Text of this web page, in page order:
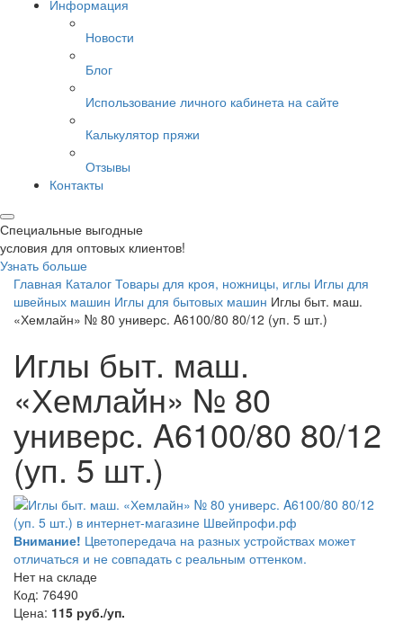
Информация
Новости
Блог
Использование личного кабинета на сайте
Калькулятор пряжи
Отзывы
Контакты
Специальные выгодные
условия для оптовых клиентов!
Узнать больше
Главная Каталог Товары для кроя, ножницы, иглы Иглы для
швейных машин Иглы для бытовых машин Иглы быт. маш.
«Хемлайн» № 80 универс. A6100/80 80/12 (уп. 5 шт.)
Иглы быт. маш.
«Хемлайн» № 80
универс. A6100/80 80/12
(уп. 5 шт.)
Внимание! Цветопередача на разных устройствах может
отличаться и не совпадать с реальным оттенком.
Нет на складе
Код: 76490
Цена: 115 руб./уп.